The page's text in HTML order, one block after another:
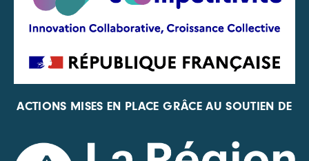
ACTIONS MISES EN PLACE GRÂCE AU SOUTIEN DE